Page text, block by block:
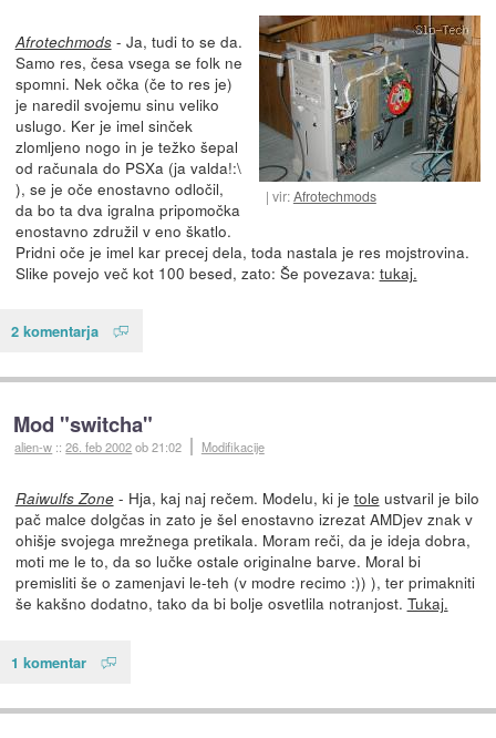
vir:Afrotechmods
Afrotechmods- Ja, tudi to se da.
Samo res, česa vsega se folk ne
spomni. Nek očka (če to res je)
je naredil svojemu sinu veliko
uslugo. Ker je imel sinček
zlomljeno nogo in je težko šepal
od računala do PSXa (ja valda!:\
), se je oče enostavno odločil,
da bo ta dva igralna pripomočka
enostavno združil v eno škatlo.
Pridni oče je imel kar precej dela, toda nastala je res mojstrovina.
Slike povejo več kot 100 besed, zato: Še povezava: tukaj.
2 komentarja
Mod "switcha"
alien-w ::26. feb 2002ob 21:02 Modifikacije
Raiwulfs Zone- Hja, kaj naj rečem. Modelu, ki je tole ustvaril je bilo
pač malce dolgčas in zato je šel enostavno izrezat AMDjev znak v
ohišje svojega mrežnega pretikala. Moram reči, da je ideja dobra,
moti me le to, da so lučke ostale originalne barve. Moral bi
premisliti še o zamenjavi le-teh (v modre recimo :)) ), ter primakniti
še kakšno dodatno, tako da bi bolje osvetlila notranjost. Tukaj.
1 komentar